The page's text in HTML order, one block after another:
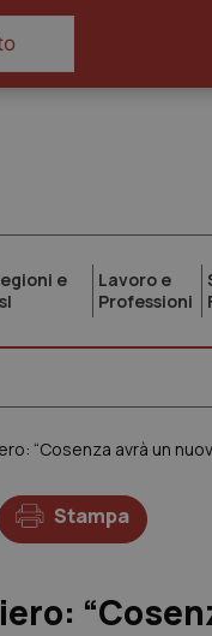
e
Lavoro e
Professioni
“Cosenza avrà un
Stampa